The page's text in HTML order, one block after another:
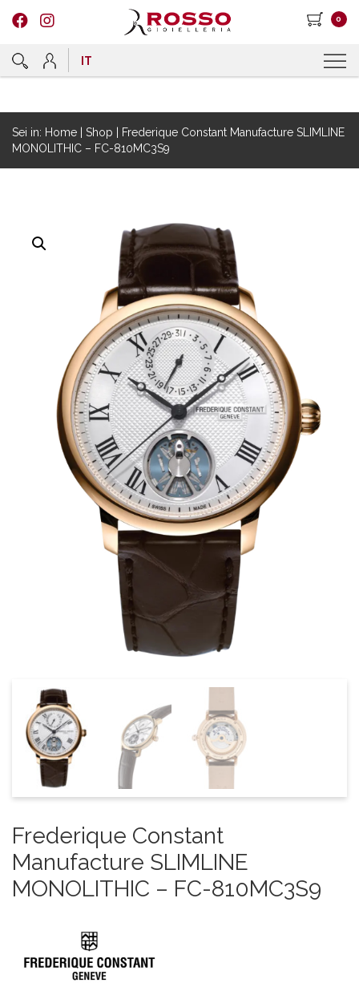
IT
0
Sei in: Home Shop
Frederique Constant Manufacture SLIMLINE
MONOLITHIC – FC-810MC3S9
Frederique Constant
Manufacture SLIMLINE
MONOLITHIC – FC-810MC3S9